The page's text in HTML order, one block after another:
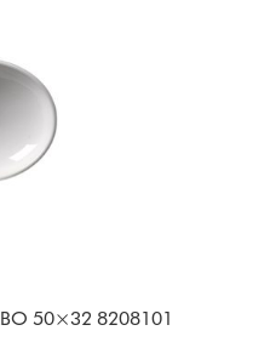
50×32 8208101